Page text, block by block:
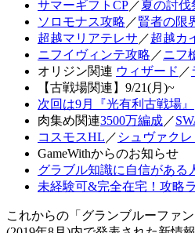
サマーギフトCP／夏の討伐
ソロモナス攻略 ／賢者の限
超越マリアテレサ ／超越カ
ニフイヴィンテ攻略 ／ニフ
オリジン関連 ウィザード ／
【古戦場関連】9/21(月)~
次回は9月『光有利古戦場』
肉集め関連3500万編成／
コスモスHL ／ シュヴァクレ
GameWithからのお知らせ
グラブル知識に自信がある
未経験可&完全在宅！攻略
これからの「グランブルーファ